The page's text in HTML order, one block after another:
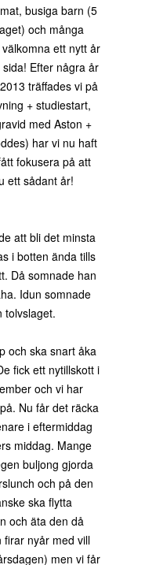
busiga barn (5
och många
ett nytt år
Efter några år
träffades vi på
+ studiestart,
med Aston +
har vi nu haft
fokusera på att
ett sådant år!
att bli det minsta
i botten ända tills
Då somnade han
Idun somnade
tolvslaget.
och ska snart åka
fick ett nytillskott i
och vi har
Nu får det räcka
i eftermiddag
middag. Mange
buljong gjorda
och på den
ska flytta
och äta den då
firar nyår med vill
men vi får